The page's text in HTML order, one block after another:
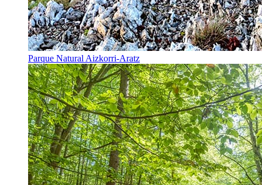
Parque Natural Aizkorri-Aratz